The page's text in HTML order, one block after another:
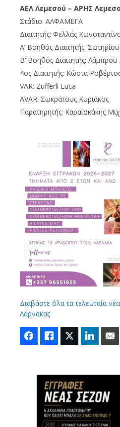
ΑΕΛ Λεμεσού – ΑΡΗΣ
Στάδιο: ΑΛΦΑΜΕΓΑ
Διαιτητής: Φελλάς
Α’ Βοηθός Διαιτητής:
Β’ Βοηθός Διαιτητής:
4ος Διαιτητής: Κώστα
VAR: Zufferli Luca
AVAR: Σωκράτους Κυριάκος
Παρατηρητής: Καραϊσκάκης
Διαβάστε όλα τα τελευταία
Λάρνακας
FacebookLike Twitter LinkedIn